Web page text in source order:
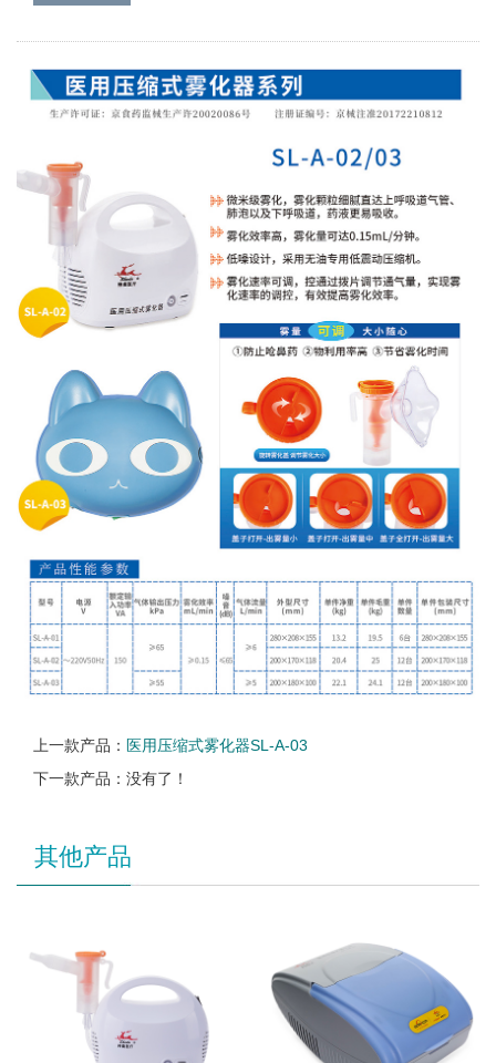
上一款产品： 医用压缩式雾化器SL-A-03
下一款产品：没有了！
其他产品